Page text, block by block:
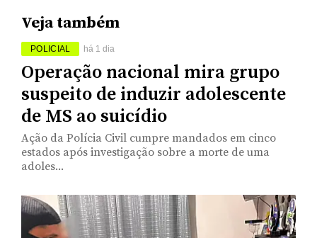
Veja também
POLICIAL há 1 dia
Operação nacional mira grupo
suspeito de induzir adolescente
de MS ao suicídio
Ação da Polícia Civil cumpre mandados em cinco
estados após investigação sobre a morte de uma
adoles...